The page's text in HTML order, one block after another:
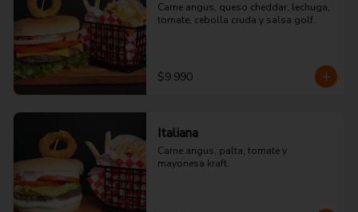
Carne angus, queso cheddar, lechuga,
tomate, cebolla cruda y salsa golf.
$9.990
Italiana
Carne angus, palta, tomate y
mayonesa kraft.